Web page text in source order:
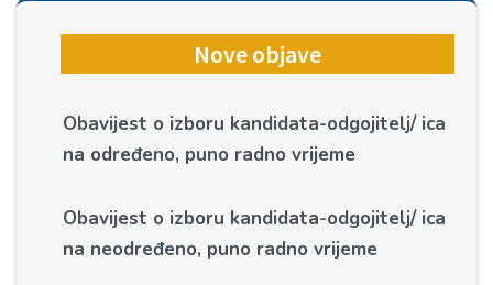
Nove objave
Obavijest o izboru kandidata-odgojitelj/ ica
na određeno, puno radno vrijeme
Obavijest o izboru kandidata-odgojitelj/ ica
na neodređeno, puno radno vrijeme